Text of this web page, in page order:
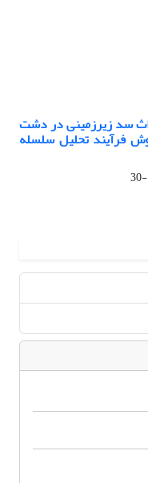
سد زیرزمینی در دشت
فرآیند تحلیل سلسله